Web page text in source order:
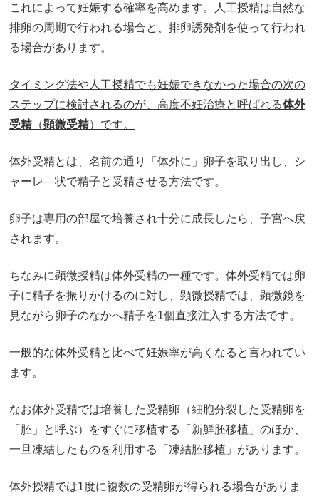
これによって妊娠する確率を高めます。人工授精は自然な
排卵の周期で行われる場合と、排卵誘発剤を使って行われ
る場合があります。
タイミング法や人工授精でも妊娠できなかった場合の次の
ステップに検討されるのが、高度不妊治療と呼ばれる体外
受精（顕微受精）です。
体外受精とは、名前の通り「体外に」卵子を取り出し、シ
ャーレ―状で精子と受精させる方法です。
卵子は専用の部屋で培養され十分に成長したら、子宮へ戻
されます。
ちなみに顕微授精は体外受精の一種です。体外受精では卵
子に精子を振りかけるのに対し、顕微授精では、顕微鏡を
見ながら卵子のなかへ精子を1個直接注入する方法です。
一般的な体外受精と比べて妊娠率が高くなると言われてい
ます。
なお体外受精では培養した受精卵（細胞分裂した受精卵を
「胚」と呼ぶ）をすぐに移植する「新鮮胚移植」のほか、
一旦凍結したものを利用する「凍結胚移植」があります。
体外授精では1度に複数の受精卵が得られる場合がありま